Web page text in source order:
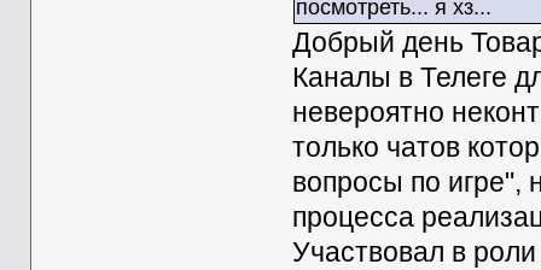
посмотреть... я хз...
Добрый день
Каналы в Телеге
невероятно
только чатов
вопросы по игре",
процесса
Участвовал в